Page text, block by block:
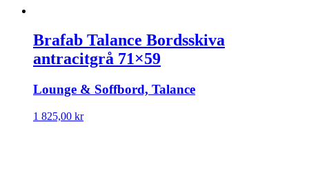
Brafab Talance Bordsskiva
antracitgrå 71×59
Lounge & Soffbord, Talance
1 825,00 kr